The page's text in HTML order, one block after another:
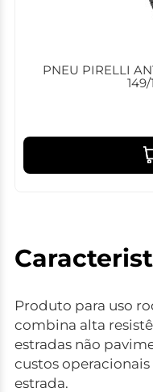
PNEU PIRELLI
Produto para uso
combina alta
estradas não
custos
estrada.